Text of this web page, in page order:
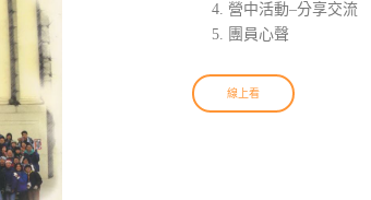
營中活動–分享交流
團員心聲
線上看